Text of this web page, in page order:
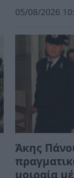
05/08/2026
Άκης
μοιραία